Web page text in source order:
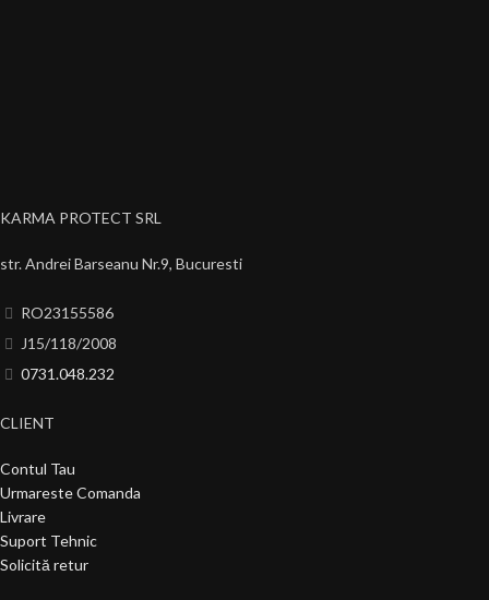
KARMA PROTECT SRL
str. Andrei Barseanu Nr.9, Bucuresti
RO23155586
J15/118/2008
0731.048.232
CLIENT
Contul Tau
Urmareste Comanda
Livrare
Suport Tehnic
Solicită retur